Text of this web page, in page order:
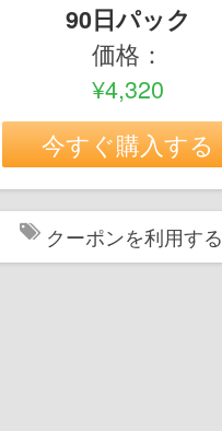
90日パック
価格：
¥4,320
今すぐ購入する
クーポンを利用する